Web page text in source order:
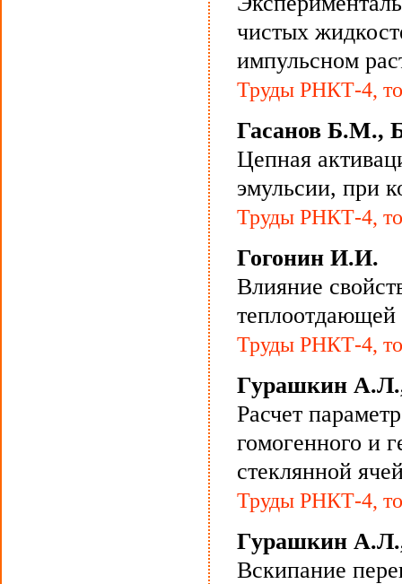
чистых
импульсном
Труды РНКТ-4,
Гасанов Б.М.,
Цепная
эмульсии, при
Труды РНКТ-4,
Гогонин И.И.
Влияние
теплоотдающей
Труды РНКТ-4,
Гурашкин
Расчет
гомогенного и
стеклянной
Труды РНКТ-4,
Гурашкин
Вскипание